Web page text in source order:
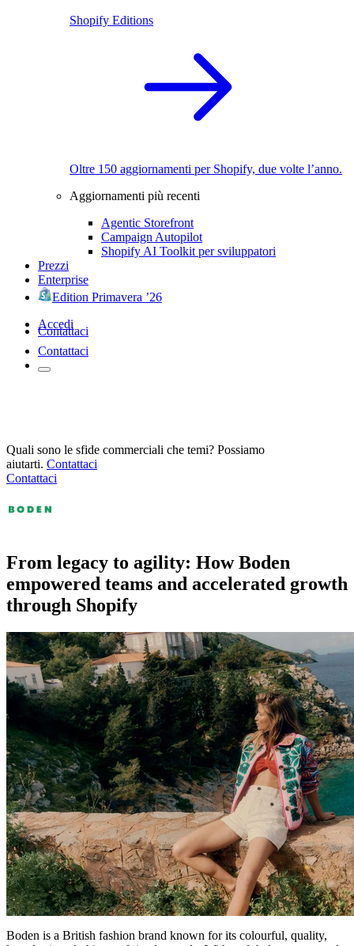
Shopify Editions
Oltre 150 aggiornamenti per Shopify, due volte l’anno.
Aggiornamenti più recenti
Agentic Storefront
Campaign Autopilot
Shopify AI Toolkit per sviluppatori
Prezzi
Enterprise
Edition Primavera ’26
Accedi
Contattaci
Contattaci
Quali sono le sfide commerciali che temi? Possiamo
aiutarti. Contattaci
Contattaci
From legacy to agility: How Boden
empowered teams and accelerated growth
through Shopify
Boden is a British fashion brand known for its colourful, quality,